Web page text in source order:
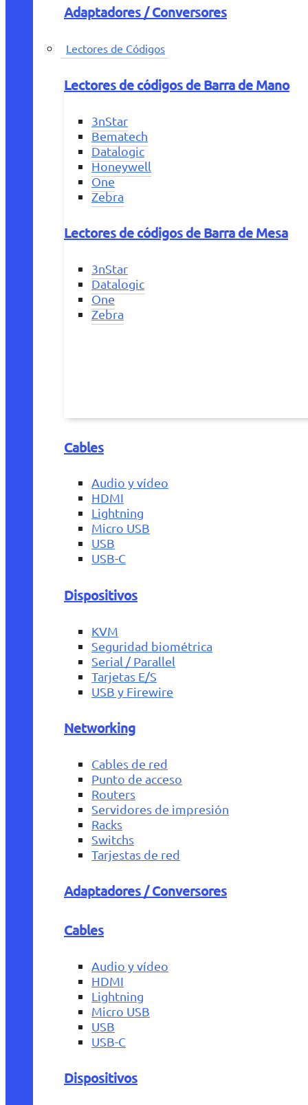
Adaptadores / Conversores
Lectores de Códigos
Lectores de códigos de Barra de Mano
3nStar
Bematech
Datalogic
Honeywell
One
Zebra
Lectores de códigos de Barra de Mesa
3nStar
Datalogic
One
Zebra
Cables
Audio y vídeo
HDMI
Lightning
Micro USB
USB
USB-C
Dispositivos
KVM
Seguridad biométrica
Serial / Parallel
Tarjetas E/S
USB y Firewire
Networking
Cables de red
Punto de acceso
Routers
Servidores de impresión
Racks
Switchs
Tarjestas de red
Adaptadores / Conversores
Cables
Audio y vídeo
HDMI
Lightning
Micro USB
USB
USB-C
Dispositivos